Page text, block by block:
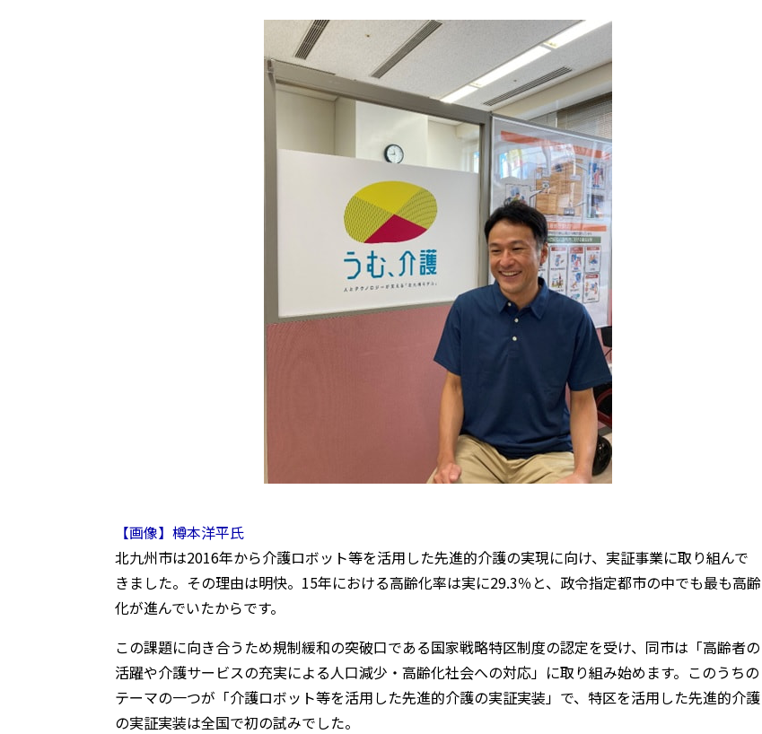
【画像】樽本洋平氏
北九州市は2016年から介護ロボット等を活用した先進的介護の実現に向け、実証事業に取り組んで
きました。その理由は明快。15年における高齢化率は実に29.3％と、政令指定都市の中でも最も高齢
化が進んでいたからです。
この課題に向き合うため規制緩和の突破口である国家戦略特区制度の認定を受け、同市は「高齢者の
活躍や介護サービスの充実による人口減少・高齢化社会への対応」に取り組み始めます。このうちの
テーマの一つが「介護ロボット等を活用した先進的介護の実証実装」で、特区を活用した先進的介護
の実証実装は全国で初の試みでした。